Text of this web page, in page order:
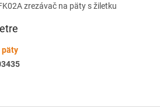
zrezávač na päty s žiletku
päty